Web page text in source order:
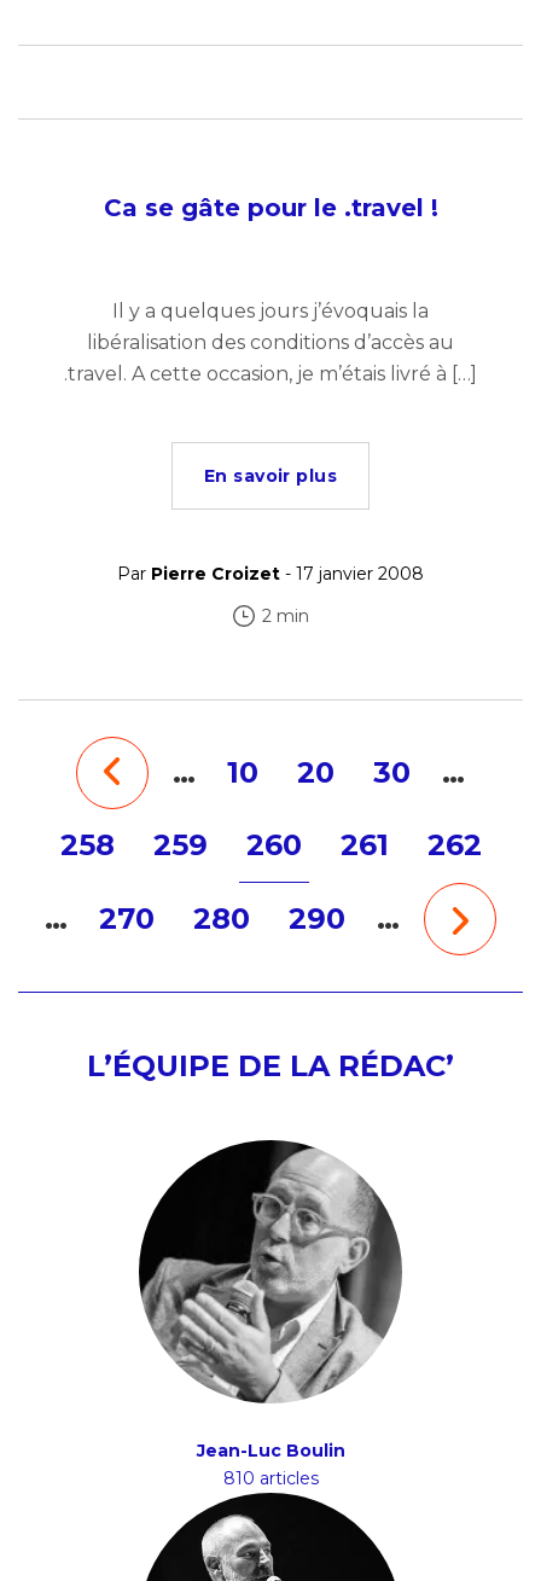
Ca se gâte pour le .travel !
Il y a quelques jours j’évoquais la
libéralisation des conditions d’accès au
.travel. A cette occasion, je m’étais livré à […]
En savoir plus
Par Pierre Croizet - 17 janvier 2008
2 min
… 10 20 30 …
258 259 260 261 262
… 270 280 290 …
L’ÉQUIPE DE LA RÉDAC’
Jean-Luc Boulin
810 articles